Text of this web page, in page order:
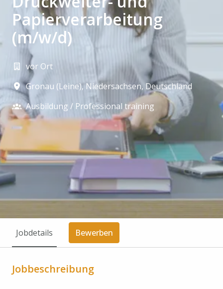
Papierverarbeitung
(m/w/d)
vor Ort
Gronau (Leine), Niedersachsen, Deutschland
Ausbildung / Professional training
Jobdetails Bewerben
Jobbeschreibung